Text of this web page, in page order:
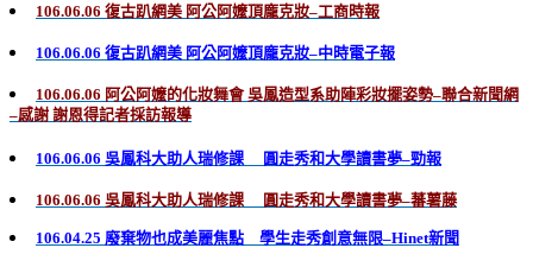
106.06.06 復古趴網美 阿公阿嬤頂龐克妝–工商時報
106.06.06 復古趴網美 阿公阿嬤頂龐克妝–中時電子報
106.06.06 阿公阿嬤的化妝舞會 吳鳳造型系助陣彩妝擺姿勢–聯合新聞網
–感謝 謝恩得記者採訪報導
106.06.06 吳鳳科大助人瑞修課 圓走秀和大學讀書夢–勁報
106.06.06 吳鳳科大助人瑞修課 圓走秀和大學讀書夢–蕃薯藤
106.04.25 廢棄物也成美麗焦點 學生走秀創意無限–Hinet新聞